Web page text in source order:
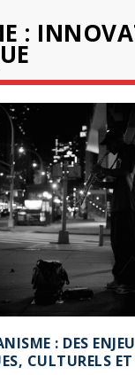
:
: DES
CULTURELS